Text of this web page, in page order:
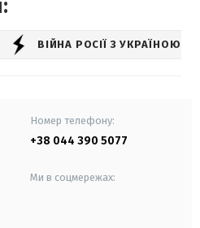
ВІЙНА РОСІЇ З УКРАЇНОЮ
Номер телефону:
+38 044 390 5077
Ми в соцмережах: